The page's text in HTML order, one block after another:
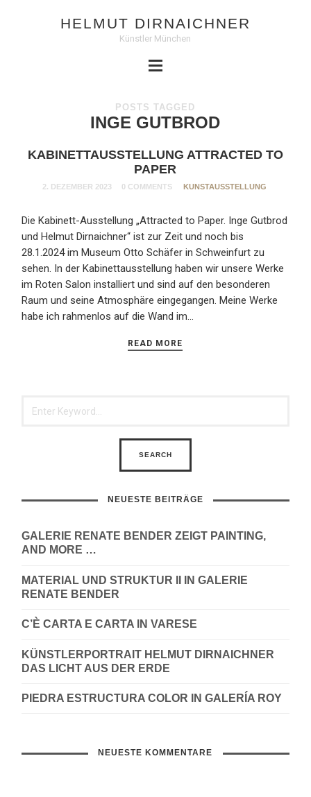
HELMUT DIRNAICHNER
Künstler München
POSTS TAGGED
INGE GUTBROD
KABINETTAUSSTELLUNG ATTRACTED TO
PAPER
2. DEZEMBER 2023 0 COMMENTS KUNSTAUSSTELLUNG
Die Kabinett-Ausstellung „Attracted to Paper. Inge Gutbrod
und Helmut Dirnaichner“ ist zur Zeit und noch bis
28.1.2024 im Museum Otto Schäfer in Schweinfurt zu
sehen. In der Kabinettausstellung haben wir unsere Werke
im Roten Salon installiert und sind auf den besonderen
Raum und seine Atmosphäre eingegangen. Meine Werke
habe ich rahmenlos auf die Wand im…
READ MORE
NEUESTE BEITRÄGE
GALERIE RENATE BENDER ZEIGT PAINTING,
AND MORE …
MATERIAL UND STRUKTUR II IN GALERIE
RENATE BENDER
C’È CARTA E CARTA IN VARESE
KÜNSTLERPORTRAIT HELMUT DIRNAICHNER
DAS LICHT AUS DER ERDE
PIEDRA ESTRUCTURA COLOR IN GALERÍA ROY
NEUESTE KOMMENTARE